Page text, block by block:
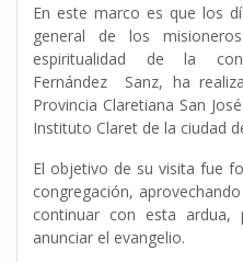
En este marco es que los
general de los
espiritualidad de la
Fernández Sanz, ha
Provincia Claretiana San
Instituto Claret de la ciudad
El objetivo de su visita fue
congregación,
continuar con esta
anunciar el evangelio.